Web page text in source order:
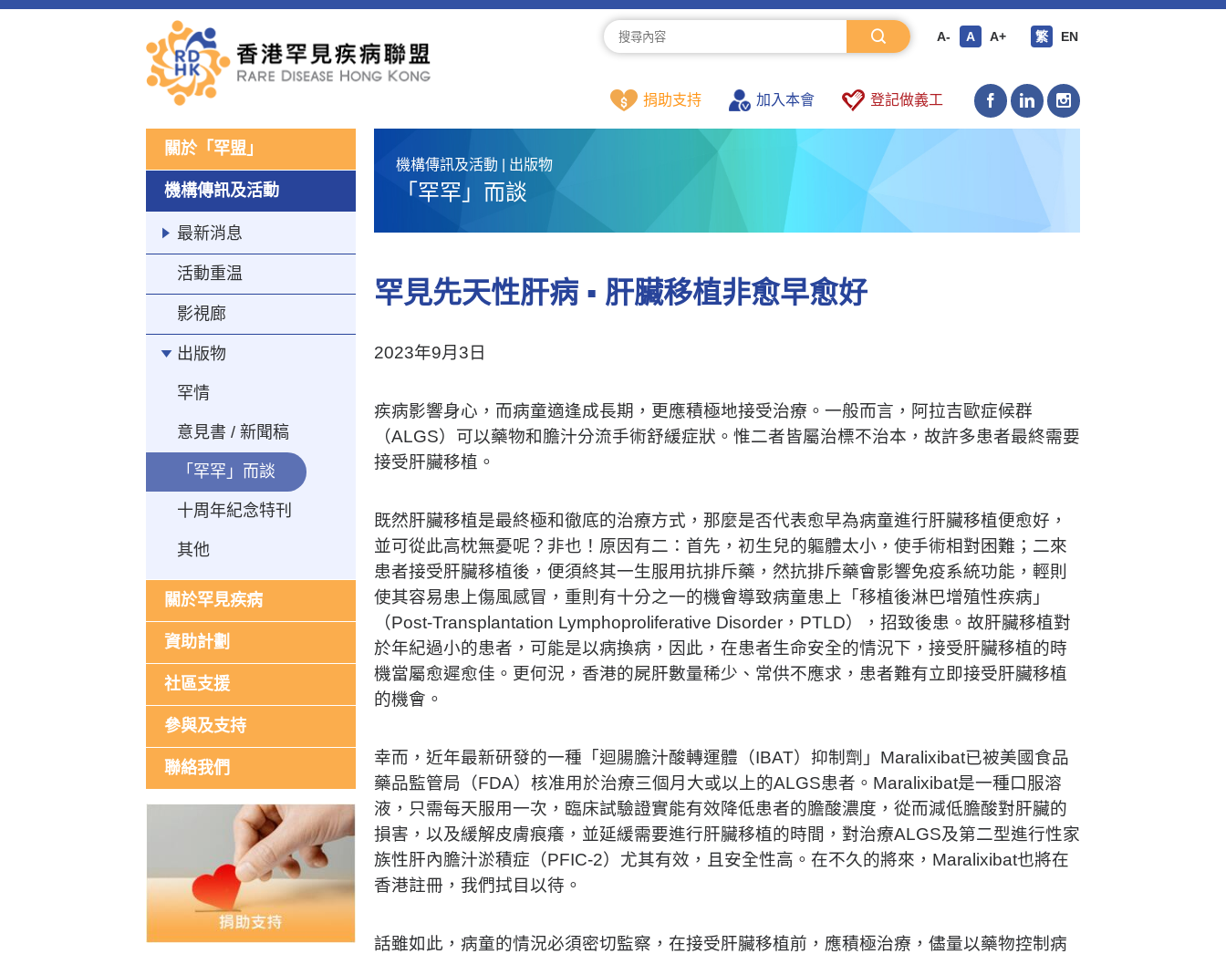
A- A A+ 繁 EN
捐助支持 加入本會 登記做義工
關於「罕盟」
機構傳訊及活動
最新消息
活動重温
影視廊
出版物
罕情
意見書 / 新聞稿
「罕罕」而談
十周年紀念特刊
其他
關於罕見疾病
資助計劃
社區支援
參與及支持
聯絡我們
機構傳訊及活動 | 出版物
「罕罕」而談
罕見先天性肝病 ▪️ 肝臟移植非愈早愈好
2023年9月3日
疾病影響身心，而病童適逢成長期，更應積極地接受治療。一般而言，阿拉吉歐症候群
（ALGS）可以藥物和膽汁分流手術舒緩症狀。惟二者皆屬治標不治本，故許多患者最終需要
接受肝臟移植。
既然肝臟移植是最終極和徹底的治療方式，那麼是否代表愈早為病童進行肝臟移植便愈好，
並可從此高枕無憂呢？非也！原因有二：首先，初生兒的軀體太小，使手術相對困難；二來
患者接受肝臟移植後，便須終其一生服用抗排斥藥，然抗排斥藥會影響免疫系統功能，輕則
使其容易患上傷風感冒，重則有十分之一的機會導致病童患上「移植後淋巴增殖性疾病」
（Post-Transplantation Lymphoproliferative Disorder，PTLD），招致後患。故肝臟移植對
於年紀過小的患者，可能是以病換病，因此，在患者生命安全的情況下，接受肝臟移植的時
機當屬愈遲愈佳。更何況，香港的屍肝數量稀少、常供不應求，患者難有立即接受肝臟移植
的機會。
幸而，近年最新研發的一種「迴腸膽汁酸轉運體（IBAT）抑制劑」Maralixibat已被美國食品
藥品監管局（FDA）核准用於治療三個月大或以上的ALGS患者。Maralixibat是一種口服溶
液，只需每天服用一次，臨床試驗證實能有效降低患者的膽酸濃度，從而減低膽酸對肝臟的
損害，以及緩解皮膚痕癢，並延緩需要進行肝臟移植的時間，對治療ALGS及第二型進行性家
族性肝內膽汁淤積症（PFIC-2）尤其有效，且安全性高。在不久的將來，Maralixibat也將在
香港註冊，我們拭目以待。
話雖如此，病童的情況必須密切監察，在接受肝臟移植前，應積極治療，儘量以藥物控制病